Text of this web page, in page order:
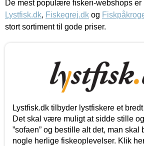
De mest populære fiskeri-webshops
Lystfisk.dk, Fiskegrej.dk og
stort sortiment til gode priser.
Lystfisk.dk tilbyder lystfiskere et
Det skal være muligt at sidde stille
”sofaen” og bestille alt det, man skal
nogle herlige fiskeoplevelser. Klik